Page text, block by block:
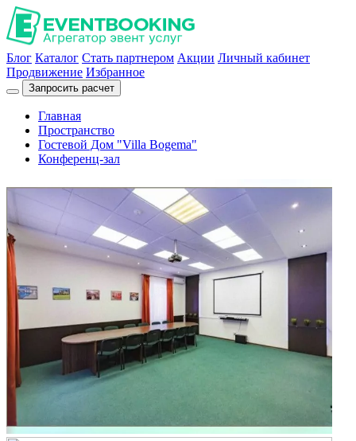
Блог Каталог Стать партнером Акции Личный кабинет
Продвижение Избранное
Запросить расчет
Главная
Пространство
Гостевой Дом "Villa Bogema"
Конференц-зал